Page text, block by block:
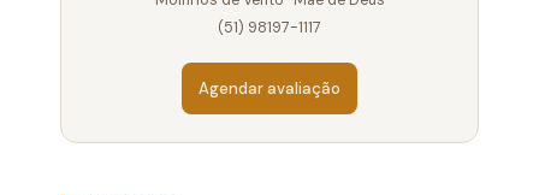
(51) 98197-1117
Agendar avaliação